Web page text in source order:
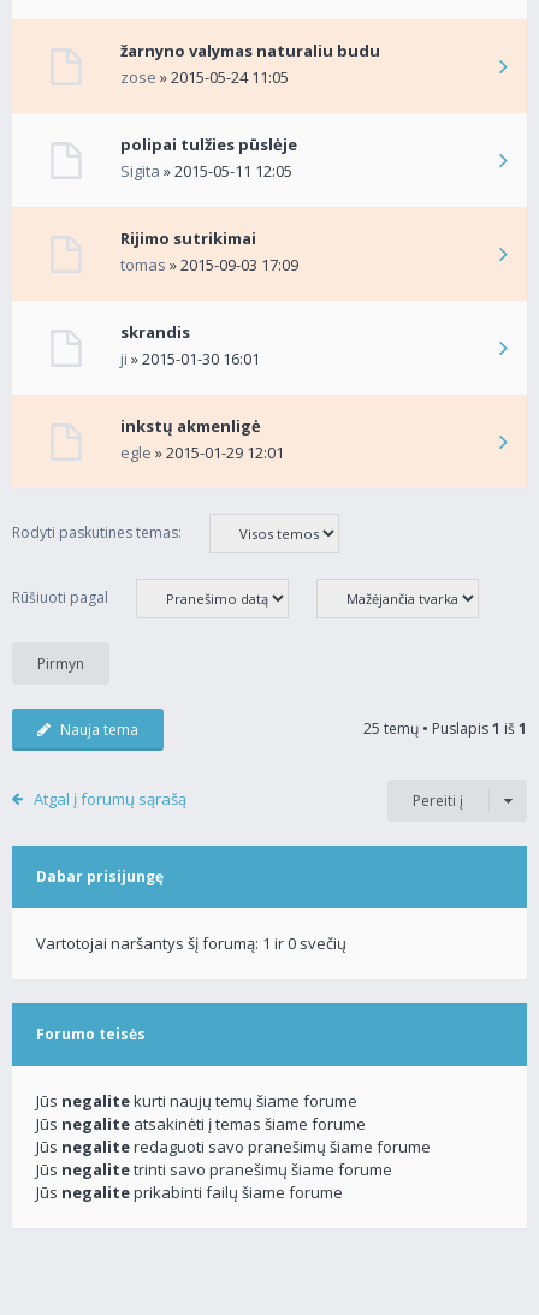
žarnyno valymas naturaliu budu
zose » 2015-05-24 11:05
polipai tulžies pūslėje
Sigita » 2015-05-11 12:05
Rijimo sutrikimai
tomas » 2015-09-03 17:09
skrandis
ji » 2015-01-30 16:01
inkstų akmenligė
egle » 2015-01-29 12:01
Rodyti paskutines temas:
Rūšiuoti pagal
Nauja tema 25 temų • Puslapis1 iš1
Atgal į forumų sąrašą Pereiti į
Dabar prisijungę
Vartotojai naršantys šį forumą: 1 ir 0 svečių
Forumo teisės
Jūs negalitekurti naujų temų šiame forume
Jūs negalite atsakinėti į temas šiame forume
Jūs negaliteredaguoti savo pranešimų šiame forume
Jūs negalitetrinti savo pranešimų šiame forume
Jūs negaliteprikabinti failų šiame forume